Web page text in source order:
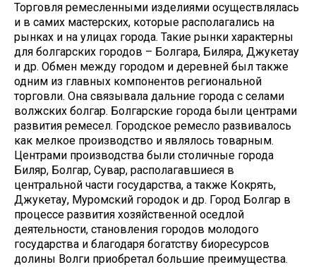
Торговля ремесленными изделиями осуществлялась
и в самих мастерских, которые располагались на
рынках и на улицах города. Такие рынки характерны
для болгарских городов – Болгара, Биляра, Джукетау
и др. Обмен между городом и деревней был также
одним из главных компонентов региональной
торговли. Она связывала дальние города с селами
волжских болгар. Болгарские города были центрами
развития ремесел. Городское ремесло развивалось
как мелкое производство и являлось товарным.
Центрами производства были столичные города
Биляр, Болгар, Сувар, располагавшиеся в
центральной части государства, а также Кокрять,
Джукетау, Муромский городок и др. Город Болгар в
процессе развития хозяйственной оседлой
деятельности, становления городов молодого
государства и благодаря богатству биоресурсов
долины Волги приобретал большие преимущества.